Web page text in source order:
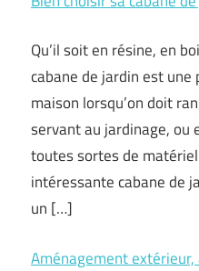
Qu’il soit en résine, en
cabane de jardin est une
maison lorsqu’on doit
servant au jardinage, ou
toutes sortes de
intéressante cabane de
un […]
Aménagement